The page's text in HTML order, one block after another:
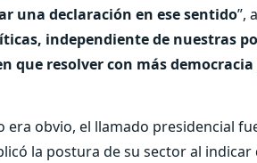
una declaración en ese sentido”,
independiente de nuestras
que resolver con más
era obvio, el llamado presidencial
la postura de su sector al indicar